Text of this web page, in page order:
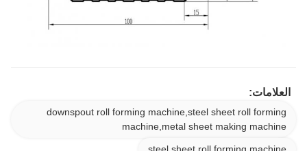
العلامات:
downspout roll forming machine,steel sheet roll forming
machine,metal sheet making machine